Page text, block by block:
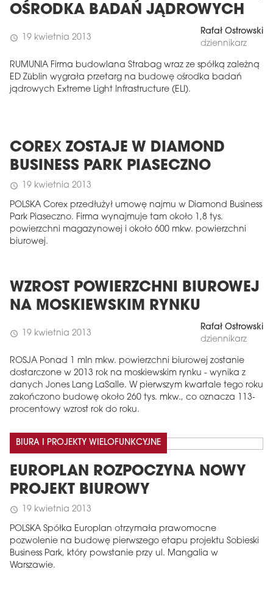
OŚRODKA BADAŃ JĄDROWYCH
schedule 19 kwietnia 2013
Rafał Ostrowski
dziennikarz
RUMUNIA Firma budowlana Strabag wraz ze spółką zależną
ED Züblin wygrała przetarg na budowę ośrodka badań
jądrowych Extreme Light Infrastructure (ELI).
COREX ZOSTAJE W DIAMOND
BUSINESS PARK PIASECZNO
schedule 19 kwietnia 2013
POLSKA Corex przedłużył umowę najmu w Diamond Business
Park Piaseczno. Firma wynajmuje tam około 1,8 tys.
powierzchni magazynowej i około 600 mkw. powierzchni
biurowej.
WZROST POWIERZCHNI BIUROWEJ
NA MOSKIEWSKIM RYNKU
schedule 19 kwietnia 2013
Rafał Ostrowski
dziennikarz
ROSJA Ponad 1 mln mkw. powierzchni biurowej zostanie
dostarczone w 2013 rok na moskiewskim rynku - wynika z
danych Jones Lang LaSalle. W pierwszym kwartale tego roku
zakończono budowę około 260 tys. mkw., co oznacza 113-
procentowy wzrost rok do roku.
BIURA I PROJEKTY WIELOFUNKCYJNE
EUROPLAN ROZPOCZYNA NOWY
PROJEKT BIUROWY
schedule 19 kwietnia 2013
POLSKA Spółka Europlan otrzymała prawomocne
pozwolenie na budowę pierwszego etapu projektu Sobieski
Business Park, który powstanie przy ul. Mangalia w
Warszawie.